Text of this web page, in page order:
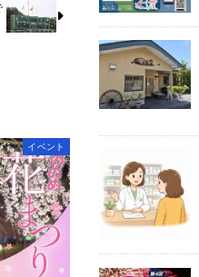
イベント